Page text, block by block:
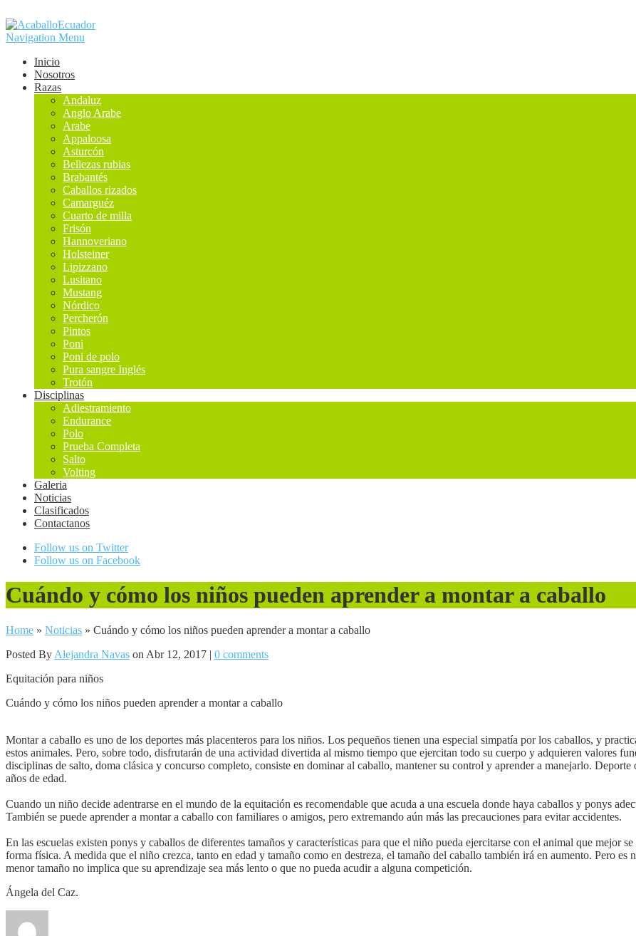
Navigation Menu
Inicio
Nosotros
Razas
Andaluz
Anglo Arabe
Arabe
Appaloosa
Asturcón
Bellezas rubias
Brabantés
Caballos rizados
Camarguéz
Cuarto de milla
Frisón
Hannoveriano
Holsteiner
Lipizzano
Lusitano
Mustang
Nórdico
Percherón
Pintos
Poni
Poni de polo
Pura sangre Inglés
Trotón
Disciplinas
Adiestramiento
Endurance
Polo
Prueba Completa
Salto
Volting
Galeria
Noticias
Clasificados
Contactanos
Follow us on Twitter
Follow us on Facebook
Cuándo y cómo los niños pueden aprender a montar a caballo
Home » Noticias » Cuándo y cómo los niños pueden aprender a montar a caballo
Posted By Alejandra Navas on Abr 12, 2017 | 0 comments
Equitación para niños
Cuándo y cómo los niños pueden aprender a montar a caballo
Montar a caballo es uno de los deportes más placenteros para los niños. Los pequeños tienen una especial simpatía por los caballos, y
estos animales. Pero, sobre todo, disfrutarán de una actividad divertida al mismo tiempo que ejercitan todo su cuerpo y adquieren valores
disciplinas de salto, doma clásica y concurso completo, consiste en dominar al caballo, mantener su control y aprender a manejarlo.
años de edad.
Cuando un niño decide adentrarse en el mundo de la equitación es recomendable que acuda a una escuela donde haya caballos y ponys
También se puede aprender a montar a caballo con familiares o amigos, pero extremando aún más las precauciones para evitar accidentes.
En las escuelas existen ponys y caballos de diferentes tamaños y características para que el niño pueda ejercitarse con el animal que mejor
forma física. A medida que el niño crezca, tanto en edad y tamaño como en destreza, el tamaño del caballo también irá en aumento. Pero
menor tamaño no implica que su aprendizaje sea más lento o que no pueda acudir a alguna competición.
Ángela del Caz.